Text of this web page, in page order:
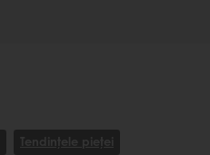
Tendințele pieței